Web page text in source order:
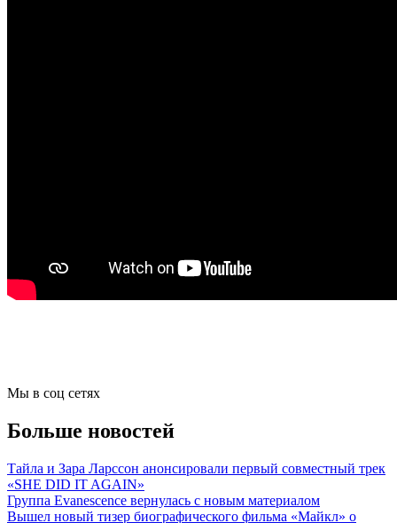
Мы в соц сетях
Больше новостей
Тайла и Зара Ларссон анонсировали первый совместный трек
«SHE DID IT AGAIN»
Группа Evanescence вернулась с новым материалом
Вышел новый тизер биографического фильма «Майкл» о